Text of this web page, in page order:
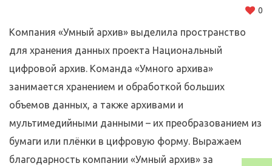
0
Компания «Умный архив» выделила пространство
для хранения данных проекта Национальный
цифровой архив. Команда «Умного архива»
занимается хранением и обработкой больших
объемов данных, а также архивами и
мультимедийными данными – их преобразованием из
бумаги или плёнки в цифровую форму. Выражаем
благодарность компании «Умный архив» за